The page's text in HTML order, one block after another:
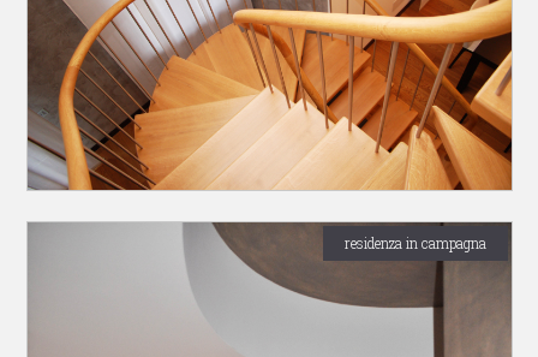
residenza in campagna